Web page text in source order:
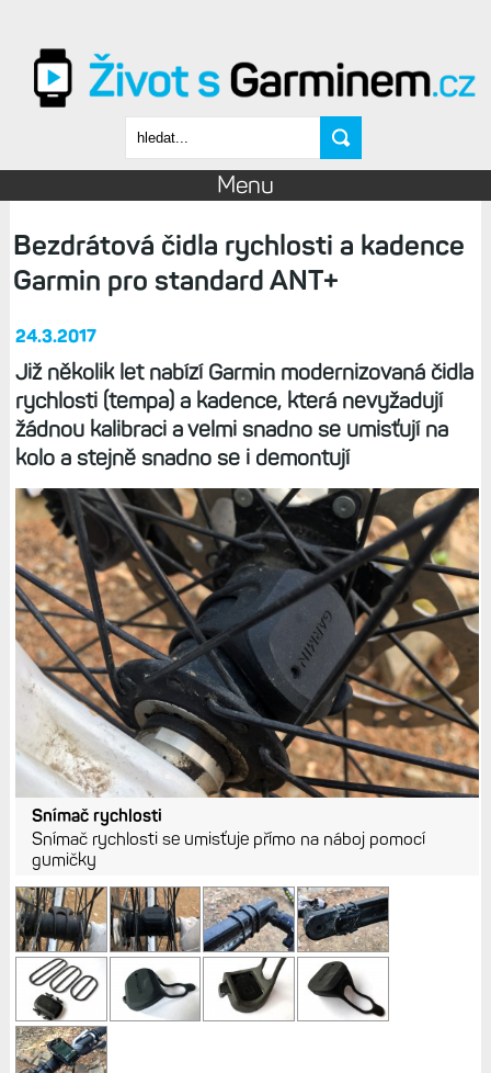
Vyhledávání
Menu
Bezdrátová čidla rychlosti a kadence
Garmin pro standard ANT+
24.3.2017
Již několik let nabízí Garmin modernizovaná čidla
rychlosti (tempa) a kadence, která nevyžadují
žádnou kalibraci a velmi snadno se umisťují na
kolo a stejně snadno se i demontují
Snímač rychlosti
Snímač rychlosti se umisťuje přímo na náboj pomocí
gumičky